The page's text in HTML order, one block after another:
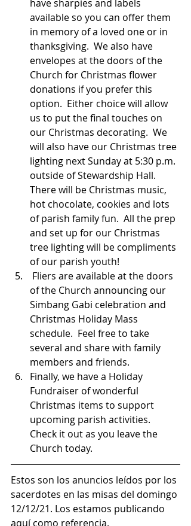
have sharpies and labels
available so you can offer them
in memory of a loved one or in
thanksgiving.  We also have
envelopes at the doors of the
Church for Christmas flower
donations if you prefer this
option.  Either choice will allow
us to put the final touches on
our Christmas decorating.  We
will also have our Christmas tree
lighting next Sunday at 5:30 p.m.
outside of Stewardship Hall.
There will be Christmas music,
hot chocolate, cookies and lots
of parish family fun.  All the prep
and set up for our Christmas
tree lighting will be compliments
of our parish youth!
of the Church announcing our
Simbang Gabi celebration and
Christmas Holiday Mass
schedule.  Feel free to take
several and share with family
members and friends.
Finally, we have a Holiday
Fundraiser of wonderful
Christmas items to support
upcoming parish activities.
Check it out as you leave the
Church today.
Estos son los anuncios leídos por los
sacerdotes en las misas del domingo
12/12/21. Los estamos publicando
aquí como referencia.